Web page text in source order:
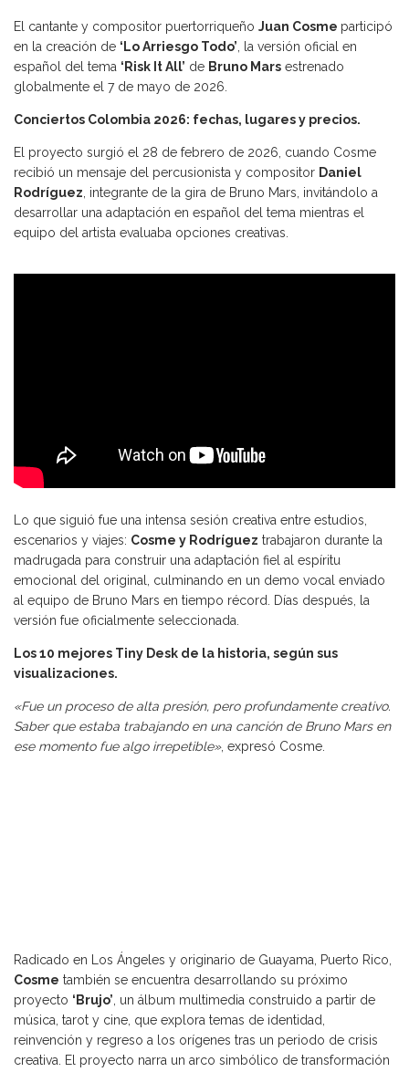
El cantante y compositor puertorriqueño Juan Cosme participó
en la creación de ‘Lo Arriesgo Todo’ , la versión oficial en
español del tema ‘Risk It All’ de Bruno Mars estrenado
globalmente el 7 de mayo de 2026.
Conciertos Colombia 2026: fechas, lugares y precios.
El proyecto surgió el 28 de febrero de 2026, cuando Cosme
recibió un mensaje del percusionista y compositor Daniel
Rodríguez , integrante de la gira de Bruno Mars, invitándolo a
desarrollar una adaptación en español del tema mientras el
equipo del artista evaluaba opciones creativas.
Lo que siguió fue una intensa sesión creativa entre estudios,
escenarios y viajes: Cosme y Rodríguez trabajaron durante la
madrugada para construir una adaptación fiel al espíritu
emocional del original, culminando en un demo vocal enviado
al equipo de Bruno Mars en tiempo récord. Días después, la
versión fue oficialmente seleccionada.
Los 10 mejores Tiny Desk de la historia, según sus
visualizaciones.
«Fue un proceso de alta presión, pero profundamente creativo.
Saber que estaba trabajando en una canción de Bruno Mars en
ese momento fue algo irrepetible», expresó Cosme.
Radicado en Los Ángeles y originario de Guayama, Puerto Rico,
Cosme también se encuentra desarrollando su próximo
proyecto ‘Brujo’ , un álbum multimedia construido a partir de
música, tarot y cine, que explora temas de identidad,
reinvención y regreso a los orígenes tras un periodo de crisis
creativa. El proyecto narra un arco simbólico de transformación